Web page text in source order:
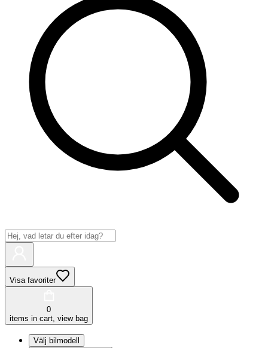
Visa favoriter
0
items in cart, view bag
Välj bilmodell